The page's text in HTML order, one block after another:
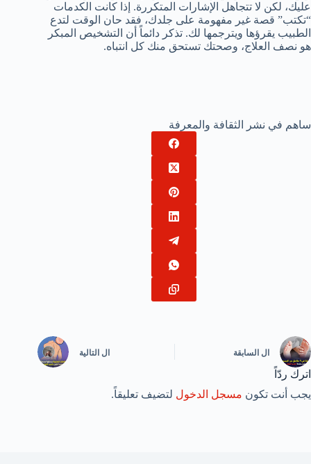
عليك، لكن لا تتجاهل الإشارات المتكررة. إذا كانت الكدمات
“تكتب” قصة غير مفهومة على جلدك، فقد حان الوقت لتدع
الطبيب يقرؤها ويترجمها لك. تذكر دائماً أن التشخيص المبكر
هو نصف العلاج، وصحتك تستحق منك كل انتباه.
ساهم في نشر الثقافة والمعرفة
ال السابقة ال التالية
اترك ردّاً
يجب أنت تكون مسجل الدخول لتضيف تعليقاً.